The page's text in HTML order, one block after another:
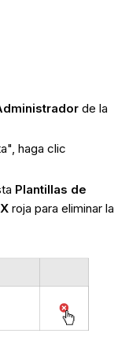
de la
haga clic
Plantillas de
Xroja para eliminar la